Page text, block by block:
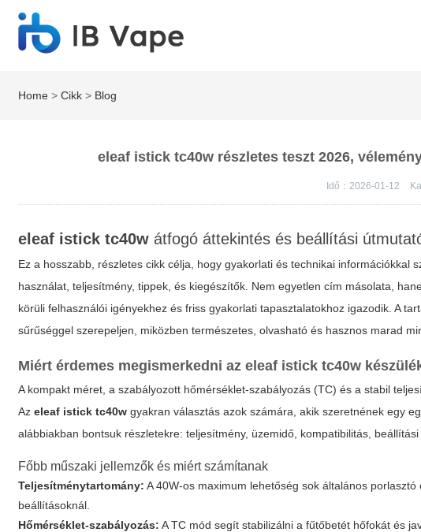
Home >Cikk > Blog
eleaf istick tc40w részletes teszt 2026,
Idő：2026-01-12
eleaf istick tc40w átfogó áttekintés és beállítási
Ez a hosszabb, részletes cikk célja, hogy gyakorlati és technikai információkkal
használat, teljesítmény, tippek, és kiegészítők. Nem egyetlen cím másolata,
körüli felhasználói igényekhez és friss gyakorlati tapasztalatokhoz igazodik. A
sűrűséggel szerepeljen, miközben természetes, olvasható és hasznos marad
Miért érdemes megismerkedni azeleaf istick tc40w
A kompakt méret, a szabályozott hőmérséklet-szabályozás (TC) és a stabil
Azeleaf istick tc40w gyakran választás azok számára, akik szeretnének egy
alábbiakban bontsuk részletekre: teljesítmény, üzemidő, kompatibilitás,
Főbb műszaki jellemzők és miért számítanak
Teljesítménytartomány: A 40W-os maximum lehetőség sok általános
beállításoknál.
Hőmérséklet-szabályozás: A TC mód segít stabilizálni a fűtőbetét hőfokát és